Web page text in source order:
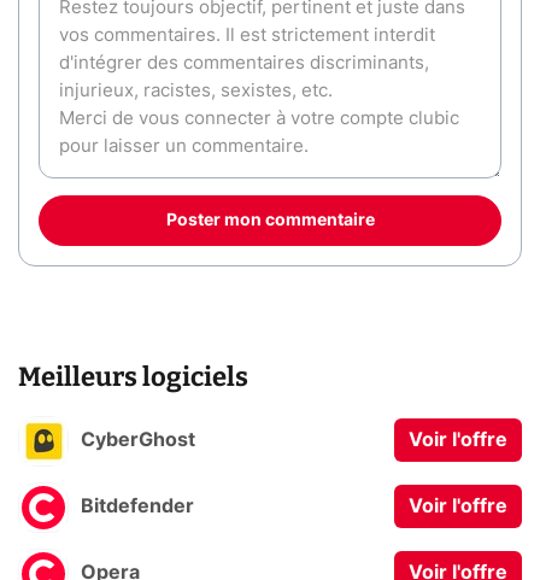
Poster mon commentaire
Meilleurs logiciels
CyberGhost Voir l'offre
Bitdefender Voir l'offre
Opera Voir l'offre